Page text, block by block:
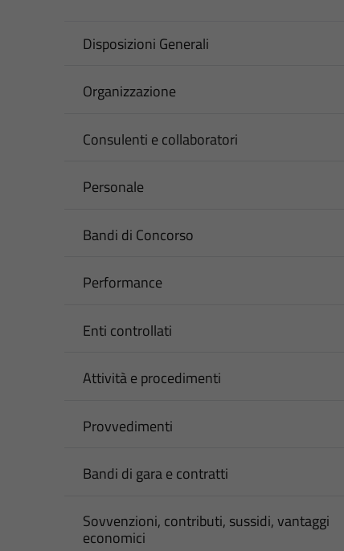
Disposizioni Generali
Organizzazione
Consulenti e collaboratori
Personale
Bandi di Concorso
Performance
Enti controllati
Attività e procedimenti
Provvedimenti
Bandi di gara e contratti
Sovvenzioni, contributi, sussidi, vantaggi
economici